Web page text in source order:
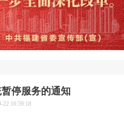
停服务的通知
22 16:59:18